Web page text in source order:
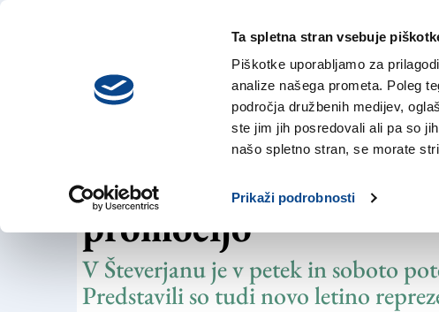
Ta spletna stran vsebuje
Piškotke uporabljamo za
analize našega prometa. Poleg
področja družbenih medijev,
ste jim jih posredovali ali pa so
našo spletno stran, se morate
Prikaži podrobnosti
sobota,
8. avgusta 2026
Na Likofu skrb za
promocijo
V Števerjanu je v petek in soboto
Predstavili so tudi novo letino